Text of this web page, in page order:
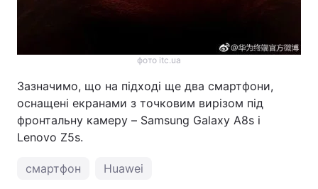
фото itc.ua
Зазначимо, що на підході ще два смартфони,
оснащені екранами з точковим вирізом під
фронтальну камеру – Samsung Galaxy A8s і
Lenovo Z5s.
смартфон Huawei